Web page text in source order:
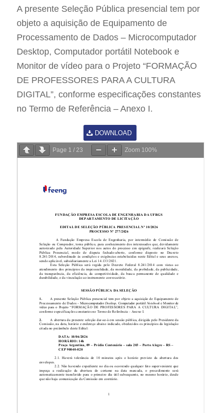
A presente Seleção Pública presencial tem por
objeto a aquisição de Equipamento de
Processamento de Dados – Microcomputador
Desktop, Computador portátil Notebook e
Monitor de vídeo para o Projeto “FORMAÇÃO
DE PROFESSORES PARA A CULTURA
DIGITAL”, conforme especificações constantes
no Termo de Referência – Anexo I.
DOWNLOAD
Page 1 / 23 Zoom 100%